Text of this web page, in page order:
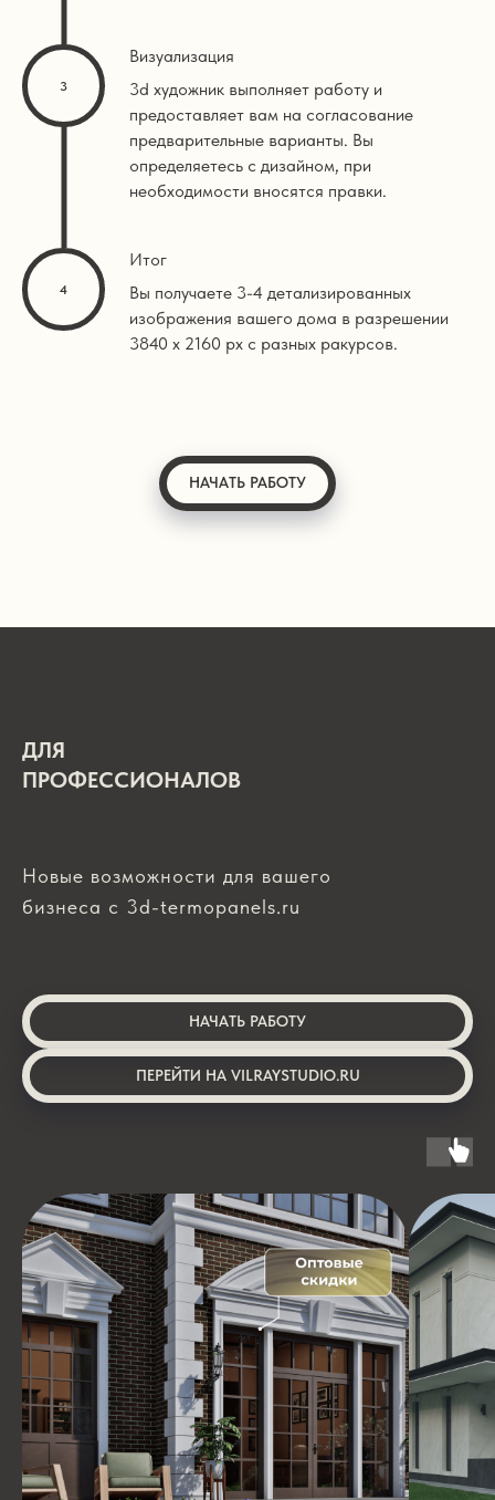
Визуализация
3d художник выполняет работу и
предоставляет вам на согласование
предварительные варианты. Вы
определяетесь с дизайном, при
необходимости вносятся правки.
Итог
Вы получаете 3-4 детализированных
изображения вашего дома в разрешении
3840 х 2160 px с разных ракурсов.
НАЧАТЬ РАБОТУ
ДЛЯ
ПРОФЕССИОНАЛОВ
Новые возможности для вашего
бизнеса с 3d-termopanels.ru
НАЧАТЬ РАБОТУ
ПЕРЕЙТИ НА VILRAYSTUDIO.RU